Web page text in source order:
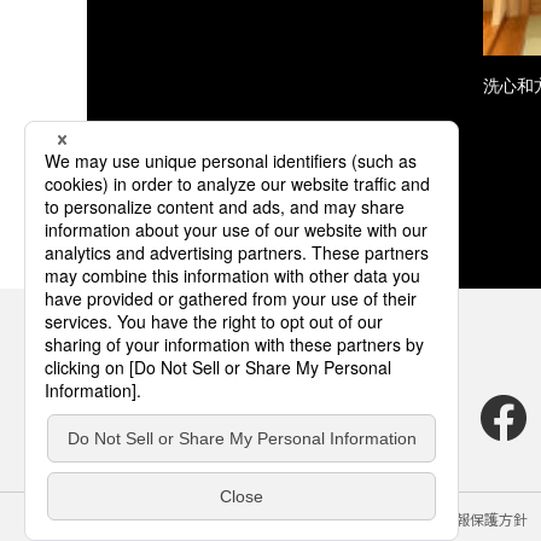
洗心和
サイトのご利用にあたって クッキーポリシー 個人情報保護方針